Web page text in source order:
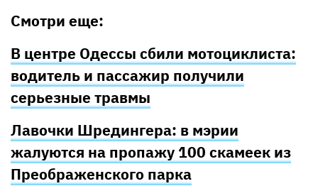
Смотри еще:
В центре Одессы сбили мотоциклиста:
водитель и пассажир получили
серьезные травмы
Лавочки Шредингера: в мэрии
жалуются на пропажу 100 скамеек из
Преображенского парка